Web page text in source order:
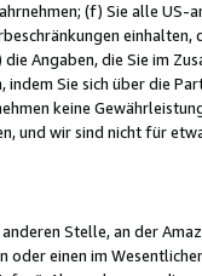
(f) Sie alle
Angaben, die Sie im
indem Sie sich über die
keine
und wir sind nicht für
Stelle, an der
einen im